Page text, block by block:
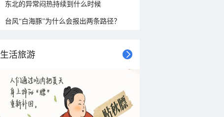
东北的异常闷热持续到什么时候
台风“白海豚”为什么会报出两条路径？
生活旅游